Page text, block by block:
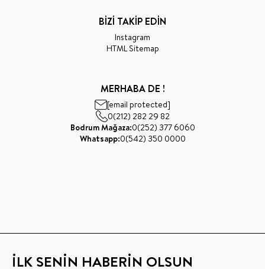
BİZİ TAKİP EDİN
Instagram
HTML Sitemap
MERHABA DE !
[email protected]
0(212) 282 29 82
Bodrum Mağaza:0(252) 377 6060
Whatsapp:0(542) 350 0000
İLK SENİN HABERİN OLSUN